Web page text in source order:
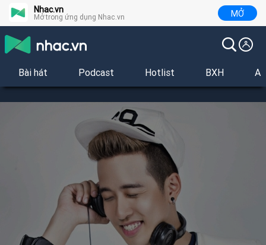
Nhac.vn
Mở trong ứng dụng Nhac.vn MỞ
Bài hát Podcast Hotlist BXH